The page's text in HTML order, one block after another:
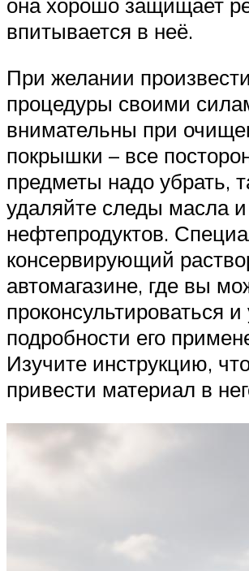
впитывается в неё.
При желании
процедуры своими
внимательны при
покрышки – все
предметы надо убрать,
удаляйте следы масла и
нефтепродуктов.
консервирующий
автомагазине, где вы
проконсультироваться и
подробности его
Изучите инструкцию,
привести материал в